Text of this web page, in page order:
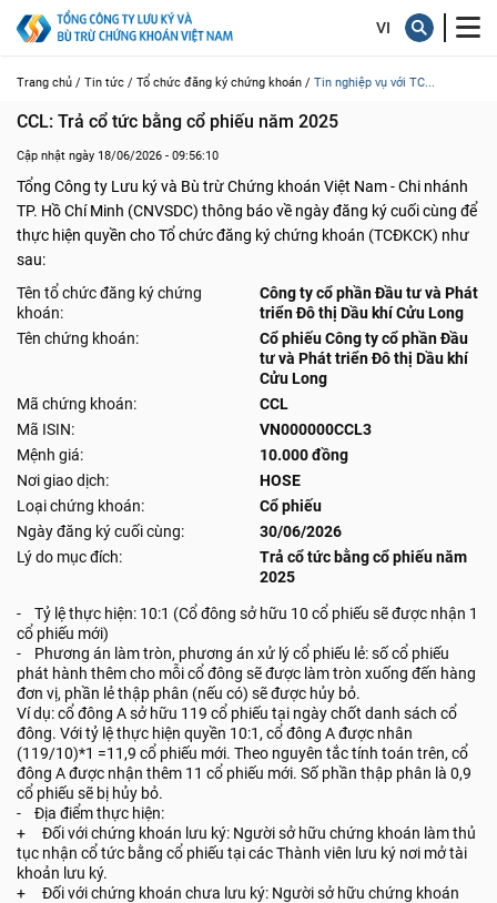
Trang chủ / Tin tức / Tổ chức đăng ký chứng khoán / Tin nghiệp vụ với TC...
CCL: Trả cổ tức bằng cổ phiếu năm 2025
Cập nhật ngày 18/06/2026 - 09:56:10
Tổng Công ty Lưu ký và Bù trừ Chứng khoán Việt Nam - Chi nhánh
TP. Hồ Chí Minh (CNVSDC) thông báo về ngày đăng ký cuối cùng để
thực hiện quyền cho Tổ chức đăng ký chứng khoán (TCĐKCK) như
sau:
Tên tổ chức đăng ký chứng
khoán:
Công ty cổ phần Đầu tư và Phát
triển Đô thị Dầu khí Cửu Long
Tên chứng khoán:
Cổ phiếu Công ty cổ phần Đầu
tư và Phát triển Đô thị Dầu khí
Cửu Long
Mã chứng khoán:
CCL
Mã ISIN:
VN000000CCL3
Mệnh giá:
10.000 đồng
Nơi giao dịch:
HOSE
Loại chứng khoán:
Cổ phiếu
Ngày đăng ký cuối cùng:
30/06/2026
Lý do mục đích:
Trả cổ tức bằng cổ phiếu năm
2025
- Tỷ lệ thực hiện: 10:1 (Cổ đông sở hữu 10 cổ phiếu sẽ được nhận 1
cổ phiếu mới)
- Phương án làm tròn, phương án xử lý cổ phiếu lẻ: số cổ phiếu
phát hành thêm cho mỗi cổ đông sẽ được làm tròn xuống đến hàng
đơn vị, phần lẻ thập phân (nếu có) sẽ được hủy bỏ.
Ví dụ: cổ đông A sở hữu 119 cổ phiếu tại ngày chốt danh sách cổ
đông. Với tỷ lệ thực hiện quyền 10:1, cổ đông A được nhân
(119/10)*1 =11,9 cổ phiếu mới. Theo nguyên tắc tính toán trên, cổ
đông A được nhận thêm 11 cổ phiếu mới. Số phần thập phân là 0,9
cổ phiếu sẽ bị hủy bỏ.
- Địa điểm thực hiện:
+ Đối với chứng khoán lưu ký: Người sở hữu chứng khoán làm thủ
tục nhận cổ tức bằng cổ phiếu tại các Thành viên lưu ký nơi mở tài
khoản lưu ký.
+ Đối với chứng khoán chưa lưu ký: Người sở hữu chứng khoán